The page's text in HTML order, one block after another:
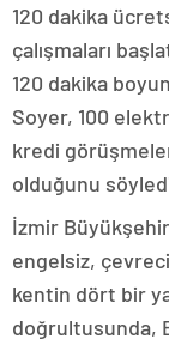
120 dakika
çalışmaları
120 dakika
Soyer, 100
kredi
olduğunu
İzmir
engelsiz,
kentin dört bir
doğrultusunda,